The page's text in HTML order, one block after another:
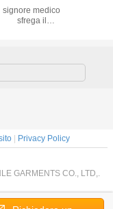
signore medico
sfrega il
sfrega le
|
Privacy Policy
GARMENTS CO., LTD,.